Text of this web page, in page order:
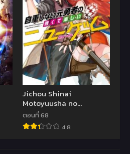
Jichou Shinai
Motoyuusha no
Tsuyokute Tanoshii New
Game
ตอนที่ 68
4.8